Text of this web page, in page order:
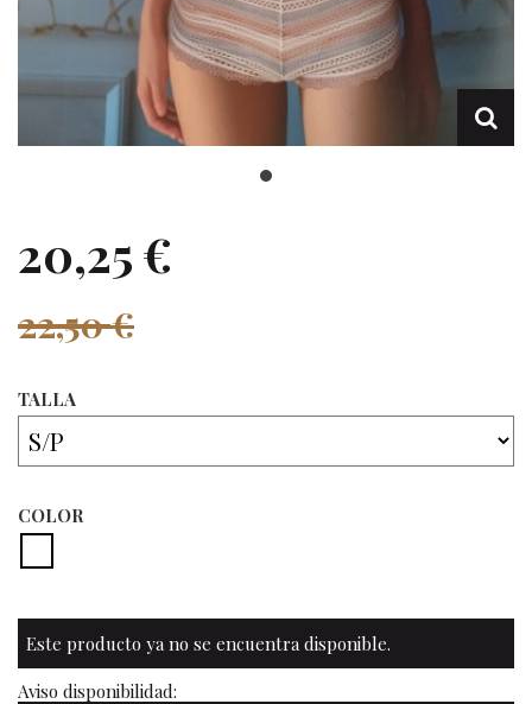
20,25 €
22,50 €
TALLA
COLOR
Este producto ya no se encuentra disponible.
Aviso disponibilidad: